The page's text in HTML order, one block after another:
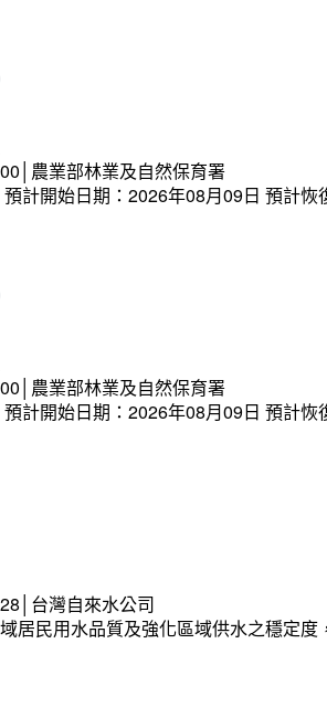
農業部林業及自然保育署
預計開始日期：2026年08月09日 預計
農業部林業及自然保育署
預計開始日期：2026年08月09日 預計
台灣自來水公司
居民用水品質及強化區域供水之穩定